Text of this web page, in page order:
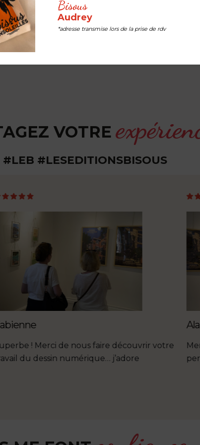
- « Lyly
VOTRE
#LEB #LESEDITIONSBISOUS
! Merci de nous faire découvrir votre
du dessin numérique… j’adore
Bisous
Audrey
*adresse transmise lors de la prise de rdv